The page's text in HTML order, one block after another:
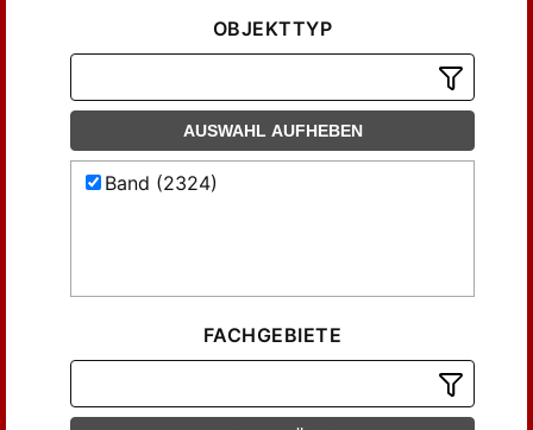
OBJEKTTYP
AUSWAHL AUFHEBEN
Band (2324)
FACHGEBIETE